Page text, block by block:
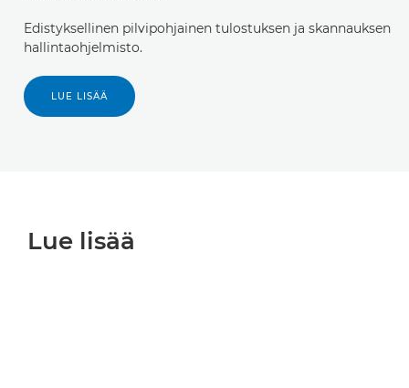
Edistyksellinen pilvipohjainen tulostuksen ja skannauksen
hallintaohjelmisto.
LUE LISÄÄ
Lue lisää